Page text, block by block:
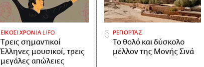
ΕΙΚΟΣΙ ΧΡΟΝΙΑ LIFO
Tρεις σημαντικοί
Έλληνες μουσικοί, τρεις
μεγάλες απώλειες
ΡΕΠΟΡΤΑΖ
Το θολό και δύσκολο
μέλλον της Μονής Σινά